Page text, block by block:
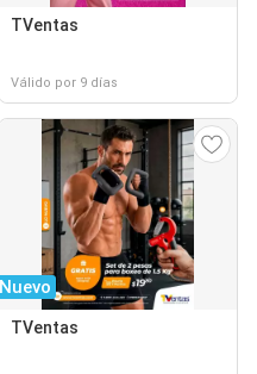
TVentas
Válido por 9 días
Nuevo
TVentas